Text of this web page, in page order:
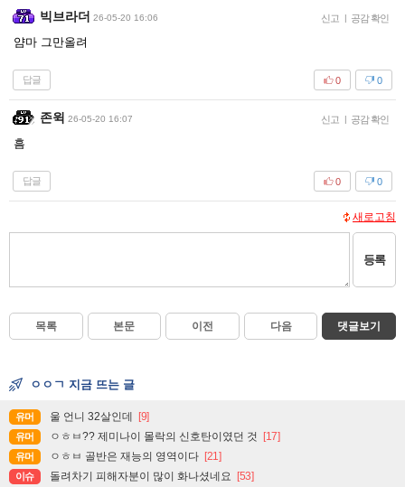
빅브라더 26-05-20 16:06 신고 | 공감 확인
얌마 그만올려
답글 0
0
존윅 26-05-20 16:07 신고 | 공감 확인
흠
답글 0
0
새로고침
등록
목록 본문 이전 다음 댓글보기
ㅇㅇㄱ 지금 뜨는 글
유머 울 언니 32살인데 [9]
유머 ㅇㅎㅂ?? 제미나이 몰락의 신호탄이였던 것 [17]
유머 ㅇㅎㅂ 골반은 재능의 영역이다 [21]
이슈 돌려차기 피해자분이 많이 화나셨네요 [53]